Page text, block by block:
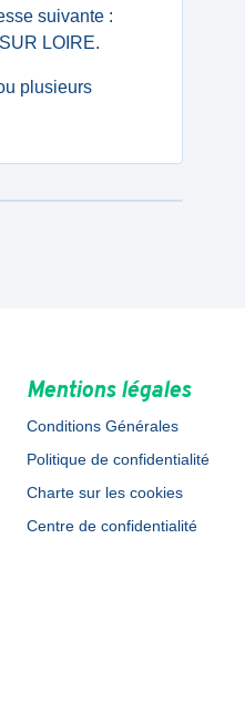
suivante :
LOIRE.
plusieurs
Mentions légales
Conditions Générales
Politique de confidentialité
Charte sur les cookies
Centre de confidentialité